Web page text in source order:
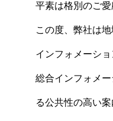
平素は格別のご愛
この度、弊社は
インフォメーシ
総合インフォメ
る公共性の高い案